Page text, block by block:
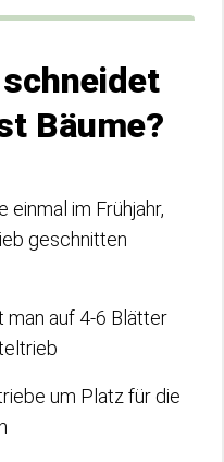
Bäume?
im Frühjahr,
geschnitten
man auf 4-6 Blätter
um Platz für die